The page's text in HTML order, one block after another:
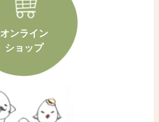
オンライン
ショップ